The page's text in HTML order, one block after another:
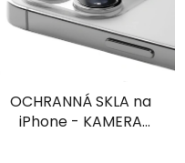
OCHRANNÁ SKLA na
iPhone - KAMERA